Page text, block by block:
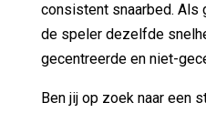
consistent snaarbed. Als
de speler dezelfde
gecentreerde en niet-
Ben jij op zoek naar een